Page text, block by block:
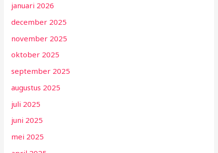
januari 2026
december 2025
november 2025
oktober 2025
september 2025
augustus 2025
juli 2025
juni 2025
mei 2025